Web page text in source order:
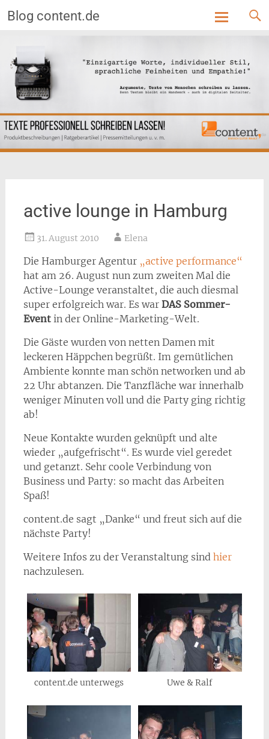
Blog content.de
Skip
content
active lounge in Hamburg
31. August 2010 Elena
Die Hamburger Agentur „active performance“
hat am 26. August nun zum zweiten Mal die
Active-Lounge veranstaltet, die auch diesmal
super erfolgreich war. Es war DAS Sommer-
Eventin der Online-Marketing-Welt.
Die Gäste wurden von netten Damen mit
leckeren Häppchen begrüßt. Im gemütlichen
Ambiente konnte man schön networken und ab
22 Uhr abtanzen. Die Tanzfläche war innerhalb
weniger Minuten voll und die Party ging richtig
ab!
Neue Kontakte wurden geknüpft und alte
wieder „aufgefrischt“. Es wurde viel geredet
und getanzt. Sehr coole Verbindung von
Business und Party: so macht das Arbeiten
Spaß!
content.de sagt „Danke“ und freut sich auf die
nächste Party!
Weitere Infos zu der Veranstaltung sind hier
nachzulesen.
content.de unterwegs Uwe & Ralf